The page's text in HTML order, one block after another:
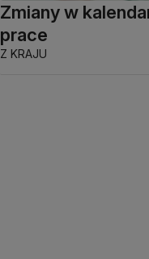
Zmiany w
prace
Z KRAJU